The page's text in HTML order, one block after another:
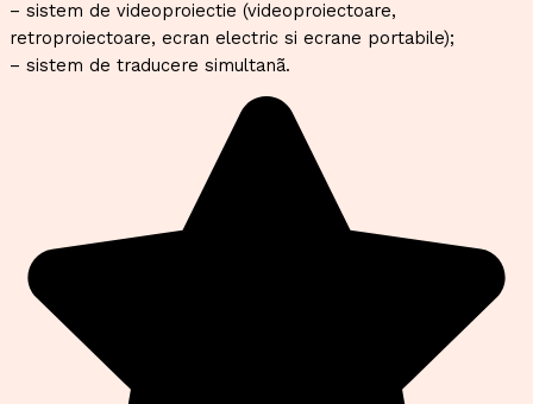
– sistem de videoproiectie (videoproiectoare,
retroproiectoare, ecran electric si ecrane portabile);
– sistem de traducere simultanã.